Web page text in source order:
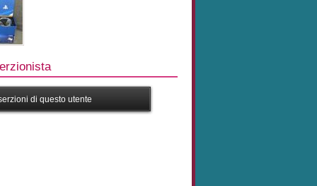
di questo utente